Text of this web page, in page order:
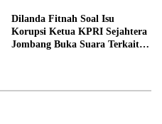
Dilanda Fitnah Soal Isu
Korupsi Ketua KPRI Sejahtera
Jombang Buka Suara Terkait